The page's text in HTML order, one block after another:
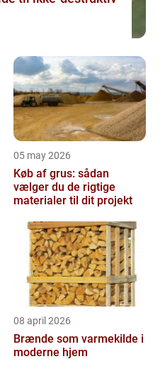
05 may 2026
Køb af grus: sådan
vælger du de rigtige
materialer til dit projekt
08 april 2026
Brænde som varmekilde i
moderne hjem